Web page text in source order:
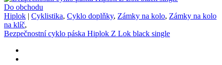
Do obchodu
Hiplok | Cyklistika, Cyklo doplňky, Zámky na kolo, Zámky na kolo
na klíč,
Bezpečnostní cyklo páska Hiplok Z Lok black single